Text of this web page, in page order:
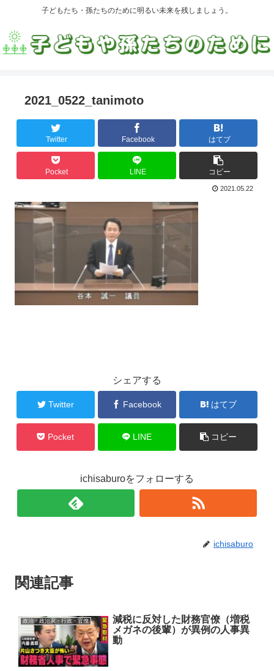
子どもたち・孫たちのために明るい未来を残しましょう。
2021_0522_tanimoto
Twitter Facebook はてブ
Pocket LINE コピー
2021.05.22
シェアする
Twitter Facebook はてブ
Pocket LINE コピー
ichisaburoをフォローする
ichisaburo
関連記事
政治・政治家・行政・官僚
減税に反対した財務官僚（増税
メガネの後輩）が異例の人事異
動